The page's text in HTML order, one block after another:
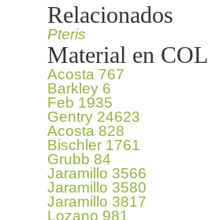
Relacionados
Pteris
Material en COL
Acosta 767
Barkley 6
Feb 1935
Gentry 24623
Acosta 828
Bischler 1761
Grubb 84
Jaramillo 3566
Jaramillo 3580
Jaramillo 3817
Lozano 981